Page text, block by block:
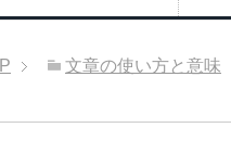
文章の使い方と意味